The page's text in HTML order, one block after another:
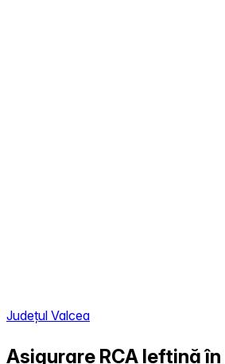
Județul Valcea
Asigurare RCA Ieftină în